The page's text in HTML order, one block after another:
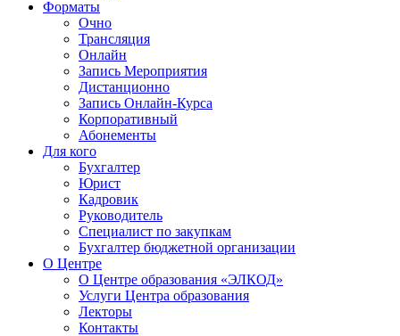
Форматы
Очно
Трансляция
Онлайн
Запись Мероприятия
Дистанционно
Запись Онлайн-Курса
Корпоративный
Абонементы
Для кого
Бухгалтер
Юрист
Кадровик
Руководитель
Специалист по закупкам
Бухгалтер бюджетной организации
О Центре
О Центре образования «ЭЛКОД»
Услуги Центра образования
Лекторы
Контакты